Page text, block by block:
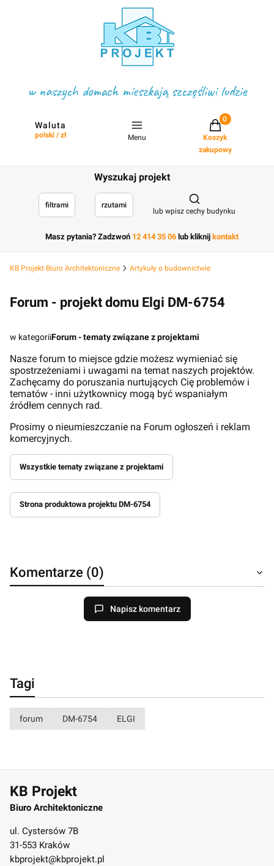
w naszych domach mieszkają szczęśliwi ludzie
Waluta
polski / zł Menu
Projekty w
Koszyk
zakupowy
Wyszukaj projekt
filtrami rzutami
Otwórz
lub wpisz cechy budynku
Masz pytania? Zadzwoń 12 414 35 06 lub kliknij kontakt
KB Projekt Biuro Architektoniczne Artykuły o budownictwie
Forum - projekt domu Elgi DM-6754
w kategoriiForum - tematy związane z projektami
Nasze forum to miejsce gdzie możesz wymieniać się
spostrzeżeniami i uwagami na temat naszych projektów.
Zachęcamy do poruszania nurtujących Cię problemów i
tematów - inni użytkownicy mogą być wspaniałym
źródłem cennych rad.
Prosimy o nieumieszczanie na Forum ogłoszeń i reklam
komercyjnych.
Wszystkie tematy związane z projektami
Strona produktowa projektu DM-6754
Komentarze (0)
Napisz komentarz
Tagi
forum DM-6754 ELGI
KB Projekt
Biuro Architektoniczne
ul. Cystersów 7B
31-553 Kraków
kbprojekt@kbprojekt.pl